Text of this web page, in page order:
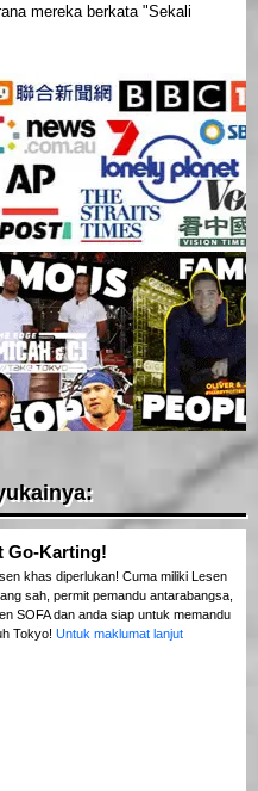
mereka berkata "Sekali
Go-Karting!
khas diperlukan! Cuma miliki Lesen
sah, permit pemandu antarabangsa,
SOFA dan anda siap untuk memandu
Tokyo! Untuk maklumat lanjut